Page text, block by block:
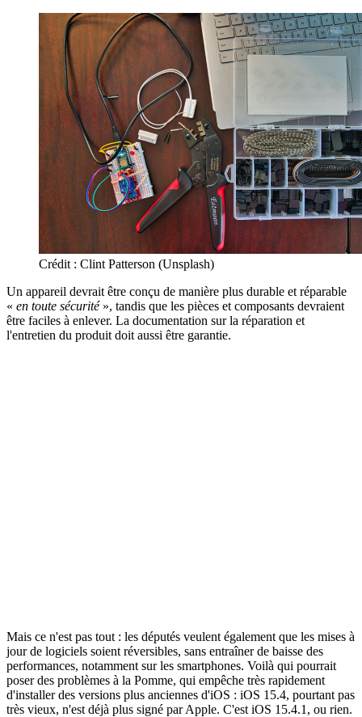
Crédit : Clint Patterson (Unsplash)
Un appareil devrait être conçu de manière plus durable et réparable
« en toute sécurité», tandis que les pièces et composants devraient
être faciles à enlever. La documentation sur la réparation et
l'entretien du produit doit aussi être garantie.
Mais ce n'est pas tout : les députés veulent également que les mises à
jour de logiciels soient réversibles, sans entraîner de baisse des
performances, notamment sur les smartphones. Voilà qui pourrait
poser des problèmes à la Pomme, qui empêche très rapidement
d'installer des versions plus anciennes d'iOS : iOS 15.4, pourtant pas
très vieux, n'est déjà plus signé par Apple. C'est iOS 15.4.1, ou rien.